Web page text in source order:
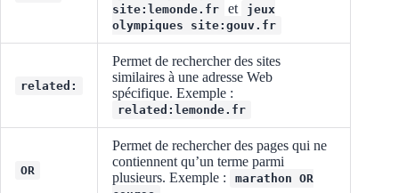
site:lemonde.fr
et
jeux
olympiques site:gouv.fr
related:
Permet de rechercher des sites
similaires à une adresse Web
spécifique. Exemple :
related:lemonde.fr
OR
Permet de rechercher des pages qui ne
contiennent qu’un terme parmi
plusieurs. Exemple :
marathon OR